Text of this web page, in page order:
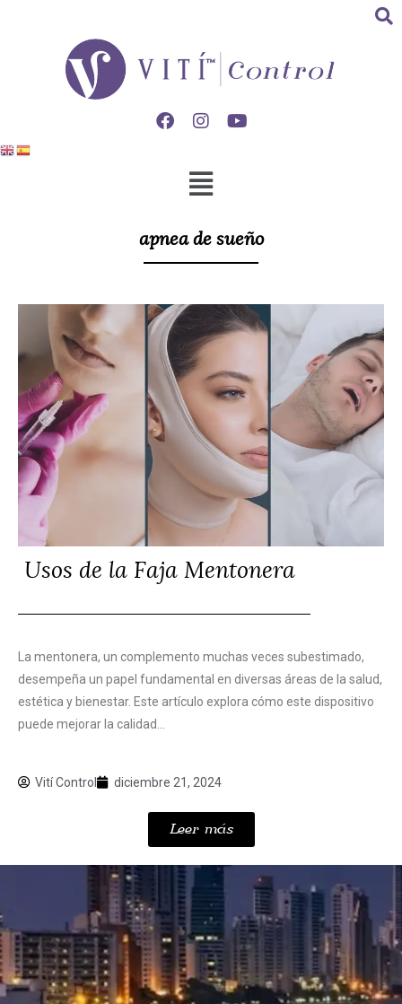
apnea de sueño
Usos de la Faja Mentonera
La mentonera, un complemento muchas veces subestimado,
desempeña un papel fundamental en diversas áreas de la salud,
estética y bienestar. Este artículo explora cómo este dispositivo
puede mejorar la calidad...
Vití Control diciembre 21, 2024
Leer más